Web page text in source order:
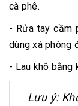
cà phê.
- Rửa tay cầm
dùng xà phòng
- Lau khô bằng
Lưu ý: